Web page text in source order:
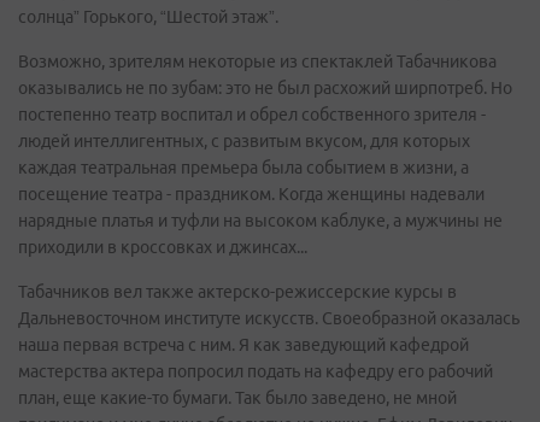
солнца” Горького, “Шестой этаж”.
Возможно, зрителям некоторые из спектаклей Табачникова
оказывались не по зубам: это не был расхожий ширпотреб. Но
постепенно театр воспитал и обрел собственного зрителя -
людей интеллигентных, с развитым вкусом, для которых
каждая театральная премьера была событием в жизни, а
посещение театра - праздником. Когда женщины надевали
нарядные платья и туфли на высоком каблуке, а мужчины не
приходили в кроссовках и джинсах...
Табачников вел также актерско-режиссерские курсы в
Дальневосточном институте искусств. Своеобразной оказалась
наша первая встреча с ним. Я как заведующий кафедрой
мастерства актера попросил подать на кафедру его рабочий
план, еще какие-то бумаги. Так было заведено, не мной